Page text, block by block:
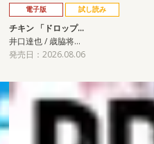
電子版 試し読み
チキン 「ドロップ…
井口達也 / 歳脇将…
発売日：2026.08.06